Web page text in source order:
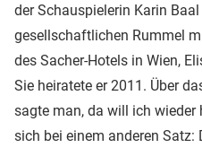
der Schauspielerin Karin
gesellschaftlichen Rummel
des Sacher-Hotels in Wien,
Sie heiratete er 2011. Über
sagte man, da will ich wieder
sich bei einem anderen Satz: